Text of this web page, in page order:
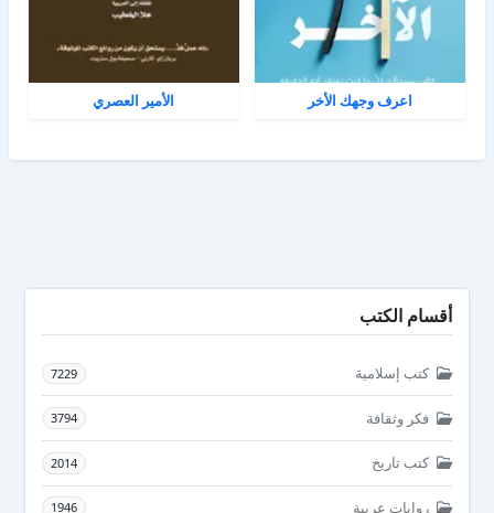
اعرف وجهك الأخر الأمير العصري
أقسام الكتب
كتب إسلامية 7229
فكر وثقافة 3794
كتب تاريخ 2014
روايات عربية 1946